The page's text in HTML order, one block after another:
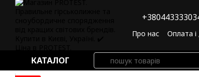
Перейти до основного контенту
Про нас Оплата
КАТАЛОГ